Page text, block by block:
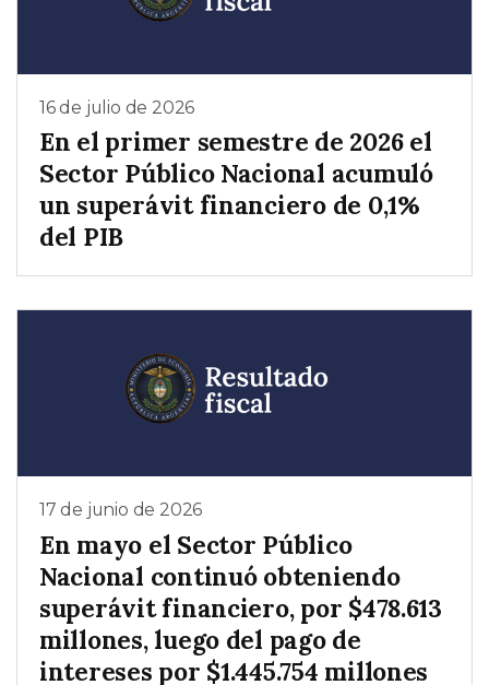
16 de julio de 2026
En el primer semestre de 2026 el
Sector Público Nacional acumuló
un superávit financiero de 0,1%
del PIB
17 de junio de 2026
En mayo el Sector Público
Nacional continuó obteniendo
superávit financiero, por $478.613
millones, luego del pago de
intereses por $1.445.754 millones